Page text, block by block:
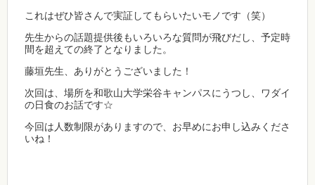
これはぜひ皆さんで実証してもらいたいモノです（笑）
先生からの話題提供後もいろいろな質問が飛びだし、予定時
間を超えての終了となりました。
藤垣先生、ありがとうございました！
次回は、場所を和歌山大学栄谷キャンパスにうつし、ワダイ
の日食のお話です☆
今回は人数制限がありますので、お早めにお申し込みくださ
いね！